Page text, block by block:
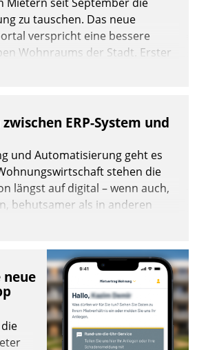
zu tauschen. Das neue
verspricht eine bessere
Wohnraums der Stadt. Erster
Lösung API-Hub mit
ERP-System und
und Automatisierung geht es
stehen die
längst auf digital – wenn auch,
behutsamer als in anderen
neue